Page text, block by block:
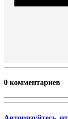
0 комментариев